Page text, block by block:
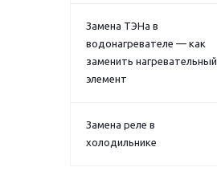
Замена ТЭНа в
водонагревателе — как
заменить нагревательный
элемент
Замена реле в
холодильнике